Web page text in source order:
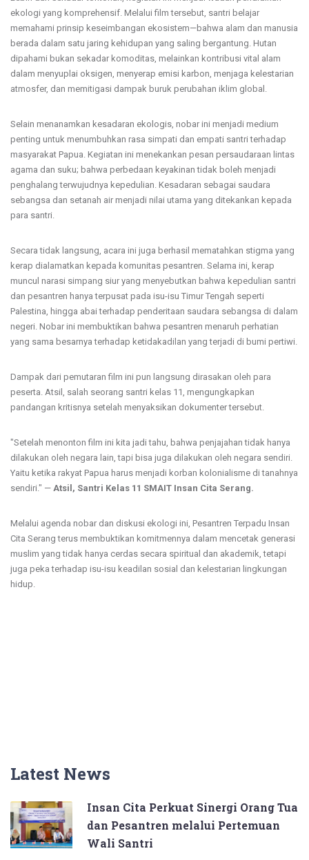
ekologi yang komprehensif. Melalui film tersebut, santri belajar
memahami prinsip keseimbangan ekosistem—bahwa alam dan manusia
berada dalam satu jaring kehidupan yang saling bergantung. Hutan
dipahami bukan sekadar komoditas, melainkan kontribusi vital alam
dalam menyuplai oksigen, menyerap emisi karbon, menjaga kelestarian
atmosfer, dan memitigasi dampak buruk perubahan iklim global.
Selain menanamkan kesadaran ekologis, nobar ini menjadi medium
penting untuk menumbuhkan rasa simpati dan empati santri terhadap
masyarakat Papua. Kegiatan ini menekankan pesan persaudaraan lintas
agama dan suku; bahwa perbedaan keyakinan tidak boleh menjadi
penghalang terwujudnya kepedulian. Kesadaran sebagai saudara
sebangsa dan setanah air menjadi nilai utama yang ditekankan kepada
para santri.
Secara tidak langsung, acara ini juga berhasil mematahkan stigma yang
kerap dialamatkan kepada komunitas pesantren. Selama ini, kerap
muncul narasi simpang siur yang menyebutkan bahwa kepedulian santri
dan pesantren hanya terpusat pada isu-isu Timur Tengah seperti
Palestina, hingga abai terhadap penderitaan saudara sebangsa di dalam
negeri. Nobar ini membuktikan bahwa pesantren menaruh perhatian
yang sama besarnya terhadap ketidakadilan yang terjadi di bumi pertiwi.
Dampak dari pemutaran film ini pun langsung dirasakan oleh para
peserta. Atsil, salah seorang santri kelas 11, mengungkapkan
pandangan kritisnya setelah menyaksikan dokumenter tersebut.
"Setelah menonton film ini kita jadi tahu, bahwa penjajahan tidak hanya
dilakukan oleh negara lain, tapi bisa juga dilakukan oleh negara sendiri.
Yaitu ketika rakyat Papua harus menjadi korban kolonialisme di tanahnya
sendiri." — Atsil, Santri Kelas 11 SMAIT Insan Cita Serang.
Melalui agenda nobar dan diskusi ekologi ini, Pesantren Terpadu Insan
Cita Serang terus membuktikan komitmennya dalam mencetak generasi
muslim yang tidak hanya cerdas secara spiritual dan akademik, tetapi
juga peka terhadap isu-isu keadilan sosial dan kelestarian lingkungan
hidup.
Latest News
Insan Cita Perkuat Sinergi Orang Tua
dan Pesantren melalui Pertemuan
Wali Santri